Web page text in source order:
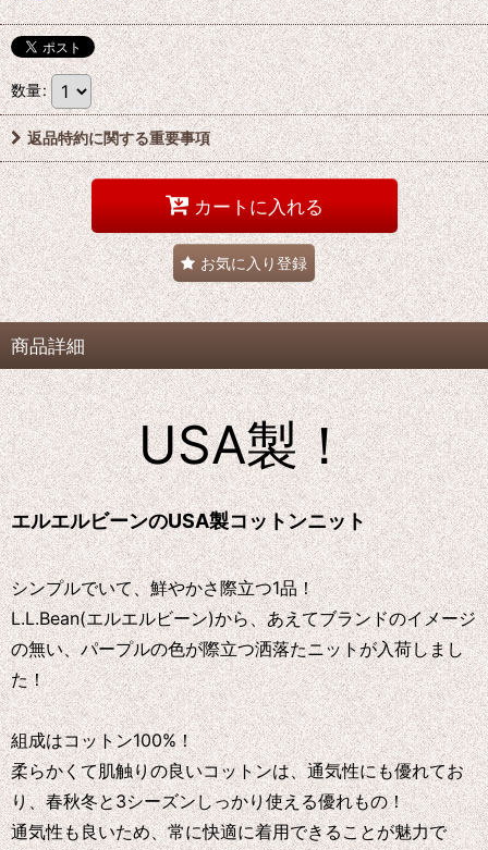
数量:
返品特約に関する重要事項
カートに入れる
お気に入り登録
商品詳細
USA製！
エルエルビーンのUSA製コットンニット
シンプルでいて、鮮やかさ際立つ1品！
L.L.Bean(エルエルビーン)から、あえてブランドのイメージ
の無い、パープルの色が際立つ洒落たニットが入荷しまし
た！
組成はコットン100%！
柔らかくて肌触りの良いコットンは、通気性にも優れてお
り、春秋冬と3シーズンしっかり使える優れもの！
通気性も良いため、常に快適に着用できることが魅力で